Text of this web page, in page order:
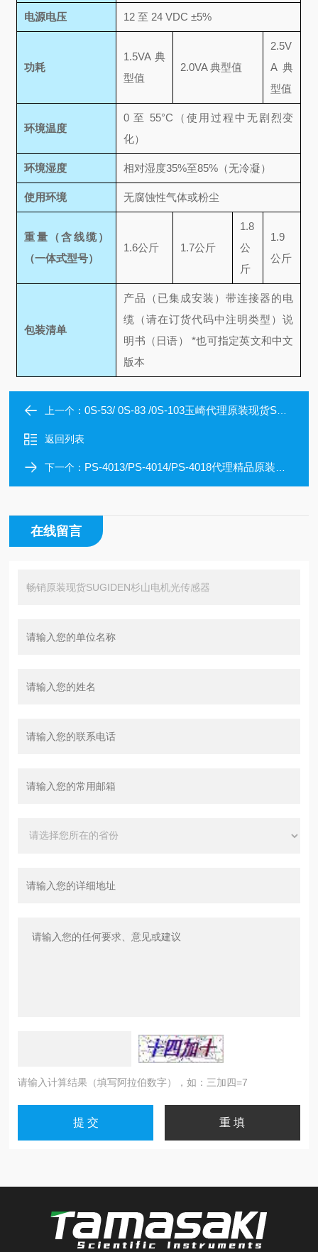
电源电压 12 至 24 VDC ±5%
功耗
1.5VA 典
型值
2.0VA 典型值
2.5V
A 典
型值
环境温度
0 至 55°C（使用过程中无剧烈变
化）
环境湿度 相对湿度35%至85%（无冷凝）
使用环境 无腐蚀性气体或粉尘
重量（含线缆）
（一体式型号）
1.6公斤 1.7公斤
1.8
公
斤
1.9
公斤
包装清单
产品（已集成安装）带连接器的电
缆（请在订货代码中注明类型）说
明书（日语） *也可指定英文和中文
版本
上一个：0S-53/ 0S-83 /0S-103玉崎代理原装现货SUGIDEN杉山电机光传感器
返回列表
下一个： PS-4013/PS-4014/PS-4018代理精品原装现货SUGIDEN杉山电机传感器头
在线留言
请输入计算结果（填写阿拉伯数字），如：三加四=7